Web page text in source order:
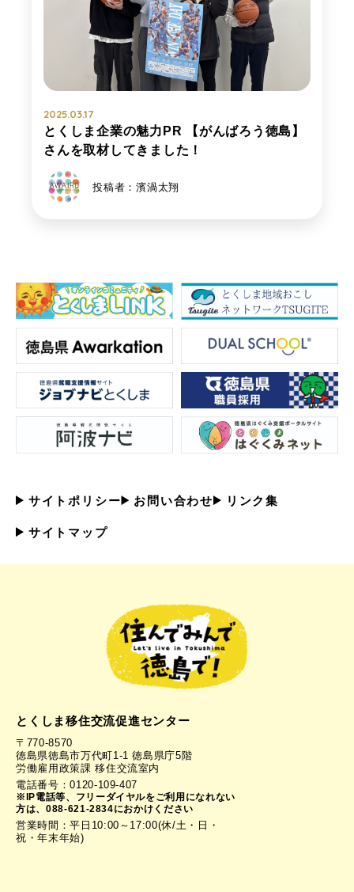
2025.03.17
とくしま企業の魅力PR 【がんばろう徳島】
さんを取材してきました！
投稿者：濱渦太翔
サイトポリシー お問い合わせ リンク集
サイトマップ
とくしま移住交流促進センター
〒770-8570
徳島県徳島市万代町1-1 徳島県庁5階
労働雇用政策課 移住交流室内
電話番号：0120-109-407
※IP電話等、フリーダイヤルをご利用になれない
方は、088-621-2834におかけください
営業時間：平日10:00～17:00(休/土・日・
祝・年末年始)